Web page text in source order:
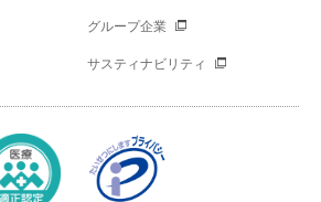
グループ企業
サスティナビリティ